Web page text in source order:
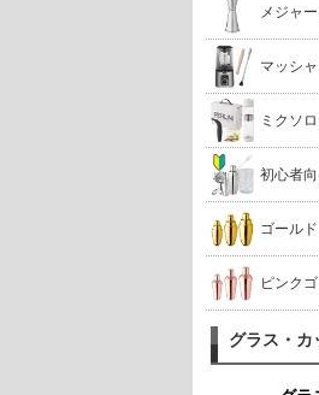
メジャ
マッシ
ミクソ
初心者
ゴール
ピンク
グラス・カ